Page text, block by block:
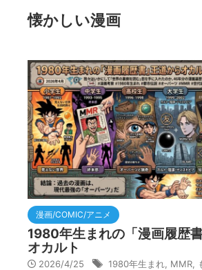
懐かしい漫画
漫画/COMIC/アニメ
1980年生まれの「漫画履歴
オカルト
2026/4/25 1980年生まれ MMR